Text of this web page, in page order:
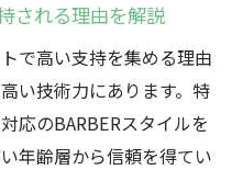
される理由を解説
で高い支持を集める理由
い技術力にあります。特
応のBARBERスタイルを
年齢層から信頼を得てい